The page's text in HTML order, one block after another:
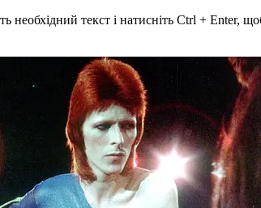
необхідний текст і натисніть Ctrl + Enter,